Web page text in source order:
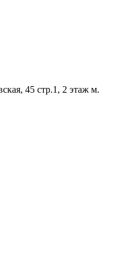
45 стр.1, 2 этаж м.